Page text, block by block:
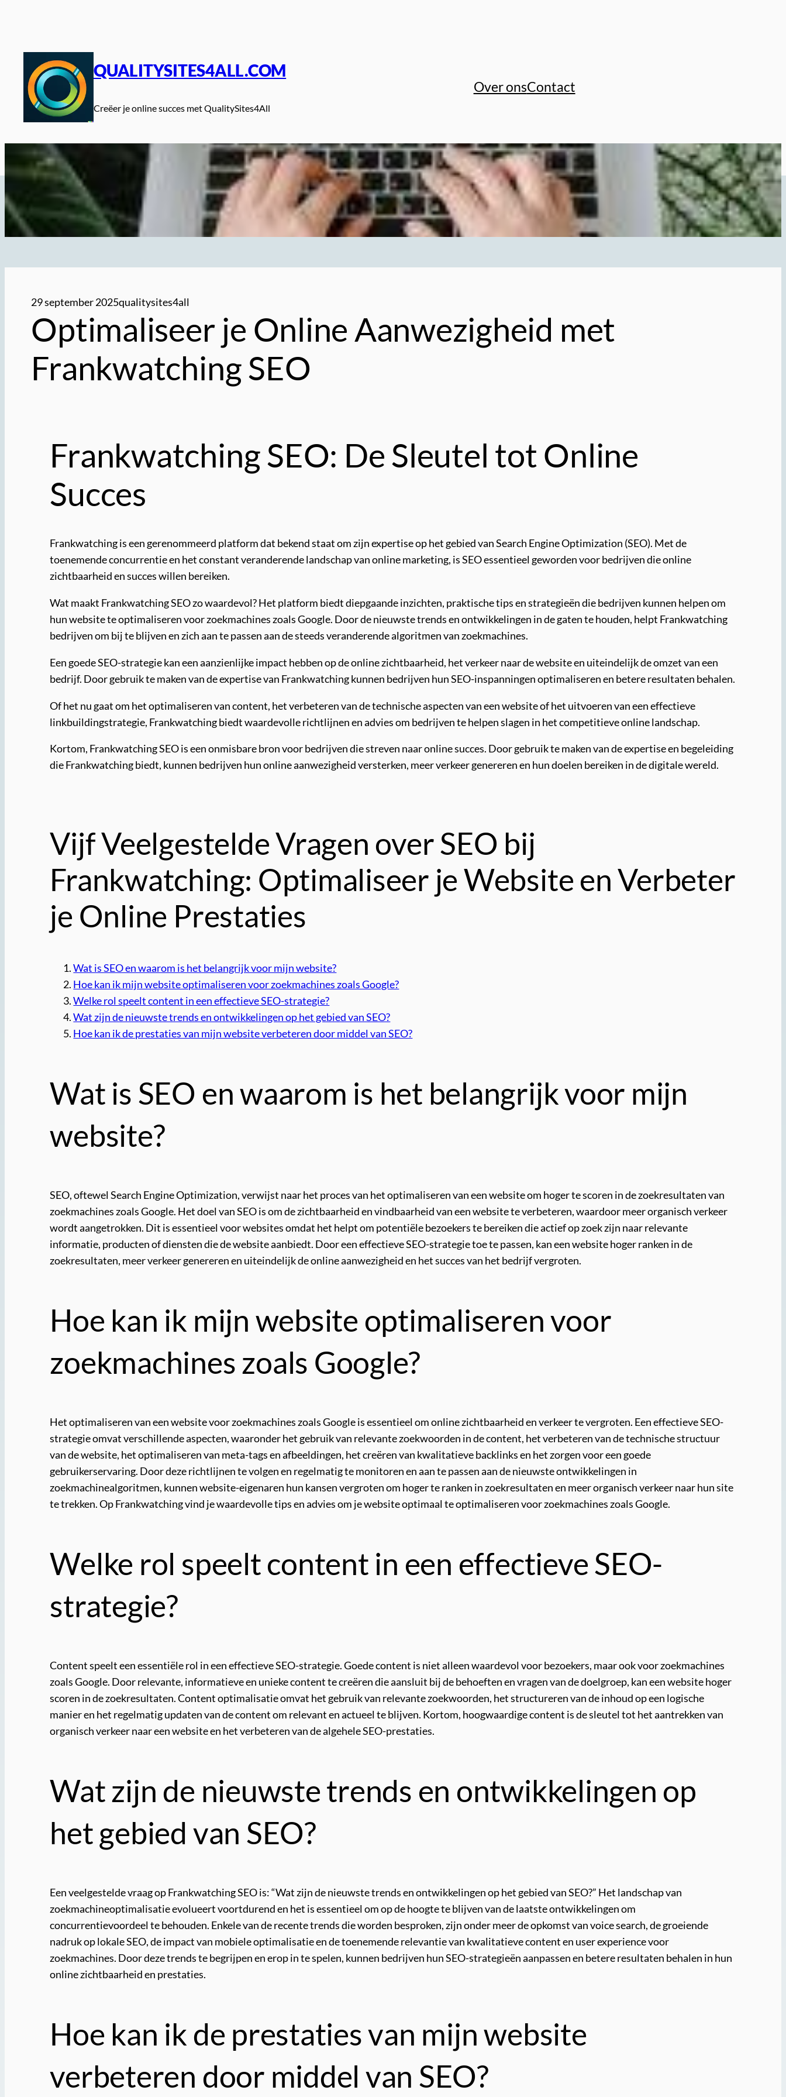
QUALITYSITES4ALL.COM
Creëer je online succes met QualitySites4All
Over onsContact
29 september 2025qualitysites4all
Optimaliseer je Online Aanwezigheid met
Frankwatching SEO
Frankwatching SEO: De Sleutel tot Online
Succes
Frankwatching is een gerenommeerd platform dat bekend staat om zijn expertise op het gebied van Search Engine Optimization (SEO). Met de
toenemende concurrentie en het constant veranderende landschap van online marketing, is SEO essentieel geworden voor bedrijven die online
zichtbaarheid en succes willen bereiken.
Wat maakt Frankwatching SEO zo waardevol? Het platform biedt diepgaande inzichten, praktische tips en strategieën die bedrijven kunnen helpen om
hun website te optimaliseren voor zoekmachines zoals Google. Door de nieuwste trends en ontwikkelingen in de gaten te houden, helpt Frankwatching
bedrijven om bij te blijven en zich aan te passen aan de steeds veranderende algoritmen van zoekmachines.
Een goede SEO-strategie kan een aanzienlijke impact hebben op de online zichtbaarheid, het verkeer naar de website en uiteindelijk de omzet van een
bedrijf. Door gebruik te maken van de expertise van Frankwatching kunnen bedrijven hun SEO-inspanningen optimaliseren en betere resultaten behalen.
Of het nu gaat om het optimaliseren van content, het verbeteren van de technische aspecten van een website of het uitvoeren van een effectieve
linkbuildingstrategie, Frankwatching biedt waardevolle richtlijnen en advies om bedrijven te helpen slagen in het competitieve online landschap.
Kortom, Frankwatching SEO is een onmisbare bron voor bedrijven die streven naar online succes. Door gebruik te maken van de expertise en begeleiding
die Frankwatching biedt, kunnen bedrijven hun online aanwezigheid versterken, meer verkeer genereren en hun doelen bereiken in de digitale wereld.
Vijf Veelgestelde Vragen over SEO bij
Frankwatching: Optimaliseer je Website en Verbeter
je Online Prestaties
Wat is SEO en waarom is het belangrijk voor mijn website?
Hoe kan ik mijn website optimaliseren voor zoekmachines zoals Google?
Welke rol speelt content in een effectieve SEO-strategie?
Wat zijn de nieuwste trends en ontwikkelingen op het gebied van SEO?
Hoe kan ik de prestaties van mijn website verbeteren door middel van SEO?
Wat is SEO en waarom is het belangrijk voor mijn
website?
SEO, oftewel Search Engine Optimization, verwijst naar het proces van het optimaliseren van een website om hoger te scoren in de zoekresultaten van
zoekmachines zoals Google. Het doel van SEO is om de zichtbaarheid en vindbaarheid van een website te verbeteren, waardoor meer organisch verkeer
wordt aangetrokken. Dit is essentieel voor websites omdat het helpt om potentiële bezoekers te bereiken die actief op zoek zijn naar relevante
informatie, producten of diensten die de website aanbiedt. Door een effectieve SEO-strategie toe te passen, kan een website hoger ranken in de
zoekresultaten, meer verkeer genereren en uiteindelijk de online aanwezigheid en het succes van het bedrijf vergroten.
Hoe kan ik mijn website optimaliseren voor
zoekmachines zoals Google?
Het optimaliseren van een website voor zoekmachines zoals Google is essentieel om online zichtbaarheid en verkeer te vergroten. Een effectieve SEO-
strategie omvat verschillende aspecten, waaronder het gebruik van relevante zoekwoorden in de content, het verbeteren van de technische structuur
van de website, het optimaliseren van meta-tags en afbeeldingen, het creëren van kwalitatieve backlinks en het zorgen voor een goede
gebruikerservaring. Door deze richtlijnen te volgen en regelmatig te monitoren en aan te passen aan de nieuwste ontwikkelingen in
zoekmachinealgoritmen, kunnen website-eigenaren hun kansen vergroten om hoger te ranken in zoekresultaten en meer organisch verkeer naar hun site
te trekken. Op Frankwatching vind je waardevolle tips en advies om je website optimaal te optimaliseren voor zoekmachines zoals Google.
Welke rol speelt content in een effectieve SEO-
strategie?
Content speelt een essentiële rol in een effectieve SEO-strategie. Goede content is niet alleen waardevol voor bezoekers, maar ook voor zoekmachines
zoals Google. Door relevante, informatieve en unieke content te creëren die aansluit bij de behoeften en vragen van de doelgroep, kan een website hoger
scoren in de zoekresultaten. Content optimalisatie omvat het gebruik van relevante zoekwoorden, het structureren van de inhoud op een logische
manier en het regelmatig updaten van de content om relevant en actueel te blijven. Kortom, hoogwaardige content is de sleutel tot het aantrekken van
organisch verkeer naar een website en het verbeteren van de algehele SEO-prestaties.
Wat zijn de nieuwste trends en ontwikkelingen op
het gebied van SEO?
Een veelgestelde vraag op Frankwatching SEO is: “Wat zijn de nieuwste trends en ontwikkelingen op het gebied van SEO?” Het landschap van
zoekmachineoptimalisatie evolueert voortdurend en het is essentieel om op de hoogte te blijven van de laatste ontwikkelingen om
concurrentievoordeel te behouden. Enkele van de recente trends die worden besproken, zijn onder meer de opkomst van voice search, de groeiende
nadruk op lokale SEO, de impact van mobiele optimalisatie en de toenemende relevantie van kwalitatieve content en user experience voor
zoekmachines. Door deze trends te begrijpen en erop in te spelen, kunnen bedrijven hun SEO-strategieën aanpassen en betere resultaten behalen in hun
online zichtbaarheid en prestaties.
Hoe kan ik de prestaties van mijn website
verbeteren door middel van SEO?